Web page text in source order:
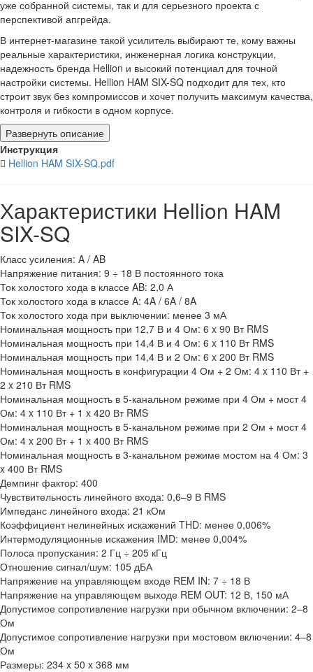
уже собранной системы, так и для серьезного проекта с
перспективой апгрейда.
В интернет-магазине такой усилитель выбирают те, кому важны
реальные характеристики, инженерная логика конструкции,
надежность бренда Hellion и высокий потенциал для точной
настройки системы. Hellion HAM SIX-SQ подходит для тех, кто
строит звук без компромиссов и хочет получить максимум качества,
контроля и гибкости в одном корпусе.
Развернуть описание
Инструкция
Hellion HAM SIX-SQ.pdf
Характеристики Hellion HAM
SIX-SQ
Класс усиления: A / AB
Напряжение питания: 9 ÷ 18 В постоянного тока
Ток холостого хода в классе AB: 2,0 А
Ток холостого хода в классе A: 4A / 6A / 8A
Ток холостого хода при выключении: менее 3 мА
Номинальная мощность при 12,7 В и 4 Ом: 6 x 90 Вт RMS
Номинальная мощность при 14,4 В и 4 Ом: 6 x 110 Вт RMS
Номинальная мощность при 14,4 В и 2 Ом: 6 x 200 Вт RMS
Номинальная мощность в конфигурации 4 Ом + 2 Ом: 4 x 110 Вт +
2 x 210 Вт RMS
Номинальная мощность в 5-канальном режиме при 4 Ом + мост 4
Ом: 4 x 110 Вт + 1 x 420 Вт RMS
Номинальная мощность в 5-канальном режиме при 2 Ом + мост 4
Ом: 4 x 200 Вт + 1 x 400 Вт RMS
Номинальная мощность в 3-канальном режиме мостом на 4 Ом: 3
x 400 Вт RMS
Демпинг фактор: 400
Чувствительность линейного входа: 0,6–9 В RMS
Импеданс линейного входа: 21 кОм
Коэффициент нелинейных искажений THD: менее 0,006%
Интермодуляционные искажения IMD: менее 0,004%
Полоса пропускания: 2 Гц ÷ 205 кГц
Отношение сигнал/шум: 105 дБА
Напряжение на управляющем входе REM IN: 7 ÷ 18 В
Напряжение на управляющем выходе REM OUT: 12 В, 150 мА
Допустимое сопротивление нагрузки при обычном включении: 2–8
Ом
Допустимое сопротивление нагрузки при мостовом включении: 4–8
Ом
Размеры: 234 x 50 x 368 мм